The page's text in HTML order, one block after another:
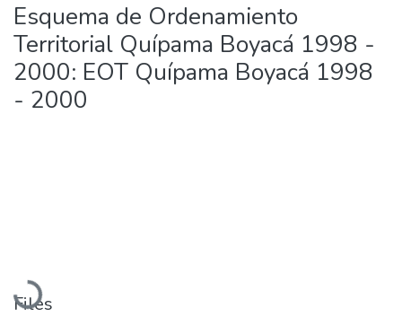
Esquema de Ordenamiento
Territorial Quípama Boyacá 1998 -
2000: EOT Quípama Boyacá 1998
- 2000
Loading...
Files